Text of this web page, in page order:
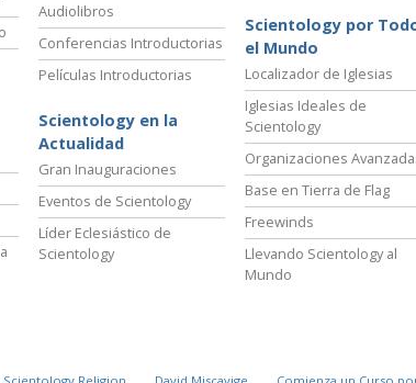
Audiolibros
Conferencias Introductorias
Películas Introductorias
Scientology en la
Actualidad
Gran Inauguraciones
Eventos de Scientology
Líder Eclesiástico de
Scientology
Scientology por
el Mundo
Localizador de Iglesias
Iglesias Ideales de
Scientology
Organizaciones
Base en Tierra de Flag
Freewinds
Llevando Scientology al
Mundo